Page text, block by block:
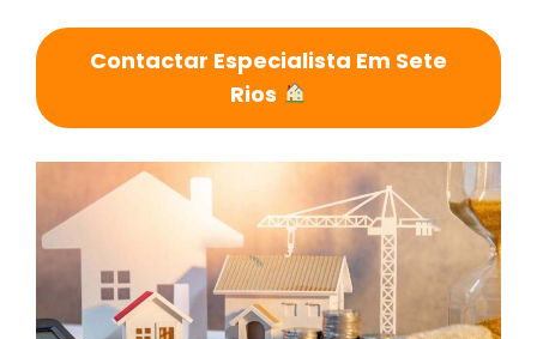
Contactar Especialista Em Sete
Rios